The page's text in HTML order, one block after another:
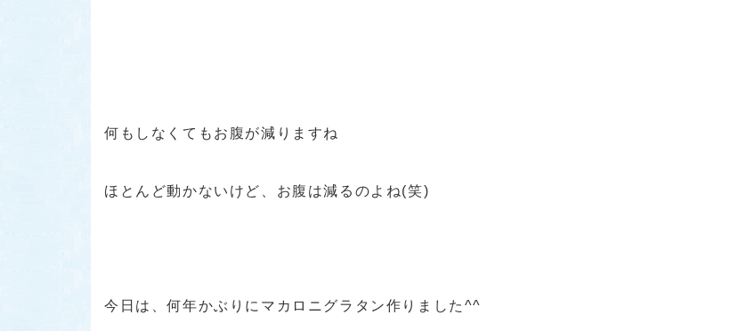
何もしなくてもお腹が減りますね
ほとんど動かないけど、お腹は減るのよね(笑)
今日は、何年かぶりにマカロニグラタン作りました^^